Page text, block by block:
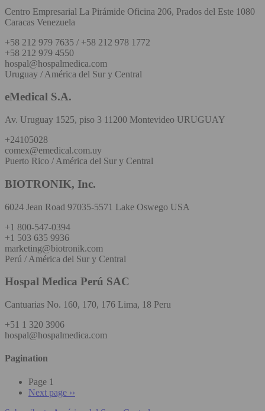
Centro Empresarial La Pirámide Oficina 206, Prados del Este 1080
Caracas Venezuela
+58 212 979 7635 / +58 212 978 1772
+58 212 979 4550
hospal@hospalmedica.com
Uruguay / América del Sur y Central
eMedical S.A.
Av. Uruguay 1525, piso 3 11200 Montevideo URUGUAY
+24105028
comex@emedical.com.uy
Puerto Rico / América del Sur y Central
BIOTRONIK, Inc.
6024 Jean Road 97035-5571 Lake Oswego USA
+1 800-547-0394
+1 503 635 9936
marketing@biotronik.com
Perú / América del Sur y Central
Hospal Medica Perú SAC
Cantuarias No. 160, 170, 176 Lima, 18 Peru
+51 1 320 3906
hospal@hospalmedica.com
Pagination
Page 1
Next page ››